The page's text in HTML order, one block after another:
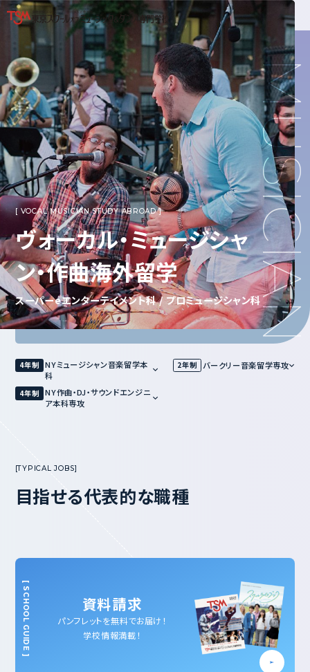
ヴォーカル・ミュージシャ
ン・作曲海外留学
スーパーeエンターテイメント科 / プロミュージシャン科
4年制
NYミュージシャン音楽留学本
科
4年制
NY作曲・DJ・サウンドエンジニ
ア本科専攻
2年制 バークリー音楽留学専攻
目指せる代表的な職種
S
I
N
G
E
R
/
V
O
C
A
L
I
ST
歌手・ヴォーカリスト
資料請求
パンフレットを無料でお届け！
学校情報満載！